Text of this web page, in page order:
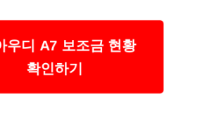
디 A7 보조금 현황
확인하기